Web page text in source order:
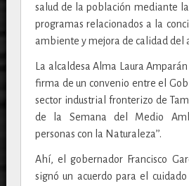
salud de la población mediante
programas relacionados a la
ambiente y mejora de calidad del
La alcaldesa Alma Laura
firma de un convenio entre el
sector industrial fronterizo de
de la Semana del Medio
personas con la Naturaleza’’.
Ahí, el gobernador Francisco
signó un acuerdo para el